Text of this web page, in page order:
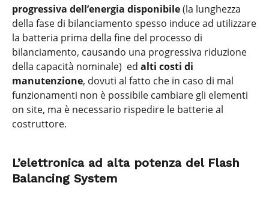
progressiva dell’energia disponibile(la lunghezza
della fase di bilanciamento spesso induce ad utilizzare
la batteria prima della fine del processo di
bilanciamento, causando una progressiva riduzione
della capacità nominale) ed alti costi di
manutenzione, dovuti al fatto che in caso di mal
funzionamenti non è possibile cambiare gli elementi
on site, ma è necessario rispedire le batterie al
costruttore.
L’elettronica ad alta potenza del Flash
Balancing System